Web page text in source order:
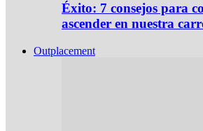
Éxito: 7 consejos para
ascender en nuestra
Outplacement